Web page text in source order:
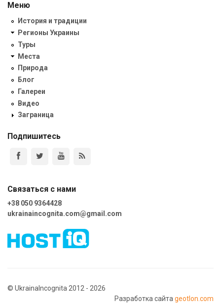
Меню
История и традиции
Регионы Украины
Туры
Места
Природа
Блог
Галереи
Видео
Заграница
Подпишитесь
Связаться с нами
+38 050 9364428
ukrainaincognita.com@gmail.com
© UkrainaIncognita 2012 - 2026
Разработка сайта geotlon.com